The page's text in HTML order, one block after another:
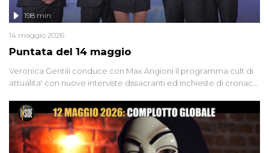
Puntata del 14 maggio
198 min
14 maggio 2026
Veronica Gentili conduce con Max Angioni il programma cult di
attualita' con nuove interviste dissacranti ed inchieste di cronaca